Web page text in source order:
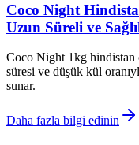
Coco Night
Uzun Süreli ve
Coco Night 1kg hindistan
süresi ve düşük kül
sunar.
Daha fazla bilgi edinin